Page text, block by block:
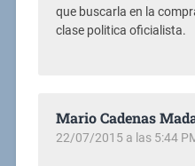
que buscarla en la
clase politica oficialista.
Mario Cadenas
22/07/2015 a las 5:44